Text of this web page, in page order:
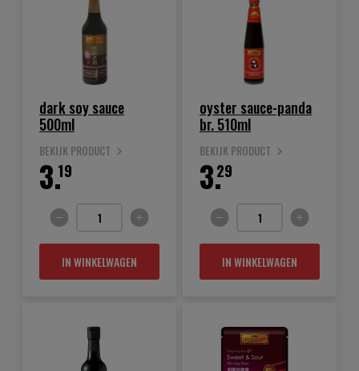
dark soy sauce
500ml
BEKIJK PRODUCT
19
3.
IN WINKELWAGEN
oyster sauce-panda
br. 510ml
BEKIJK PRODUCT
29
3.
IN WINKELWAGEN